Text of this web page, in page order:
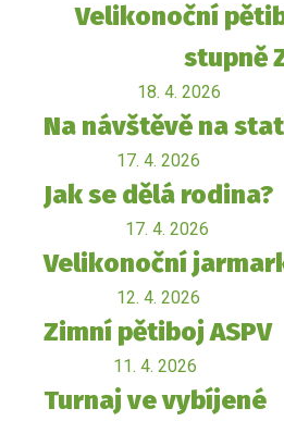
Velikonoční
stupně
18. 4. 2026
Na návštěvě na
17. 4. 2026
Jak se dělá rodina?
17. 4. 2026
Velikonoční
12. 4. 2026
Zimní pětiboj ASPV
11. 4. 2026
Turnaj ve vybíjené